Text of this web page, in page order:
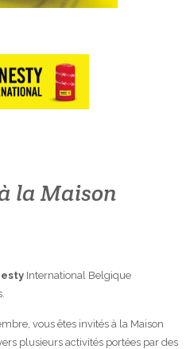
la Maison
International Belgique
vous êtes invités à la Maison
plusieurs activités portées par des